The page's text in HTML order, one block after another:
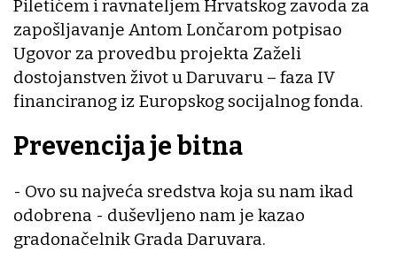
Piletićem i ravnateljem Hrvatskog zavoda za
zapošljavanje Antom Lončarom potpisao
Ugovor za provedbu projekta Zaželi
dostojanstven život u Daruvaru – faza IV
financiranog iz Europskog socijalnog fonda.
Prevencija je bitna
- Ovo su najveća sredstva koja su nam ikad
odobrena - duševljeno nam je kazao
gradonačelnik Grada Daruvara.